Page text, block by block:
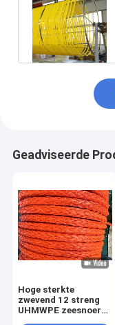
Geadviseerde
Hoge sterkte
zwevend 12 streng
UHMWPE zeesnoer